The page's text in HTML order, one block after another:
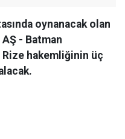
oynanacak olan
- Batman
Rize hakemliğinin üç